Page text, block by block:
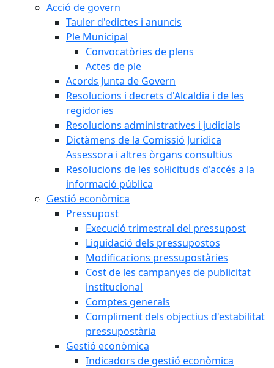
Acció de govern
Tauler d'edictes i anuncis
Ple Municipal
Convocatòries de plens
Actes de ple
Acords Junta de Govern
Resolucions i decrets d'Alcaldia i de les
regidories
Resolucions administratives i judicials
Dictàmens de la Comissió Jurídica
Assessora i altres òrgans consultius
Resolucions de les sol·licituds d'accés a la
informació pública
Gestió econòmica
Pressupost
Execució trimestral del pressupost
Liquidació dels pressupostos
Modificacions pressupostàries
Cost de les campanyes de publicitat
institucional
Comptes generals
Compliment dels objectius d'estabilitat
pressupostària
Gestió econòmica
Indicadors de gestió econòmica